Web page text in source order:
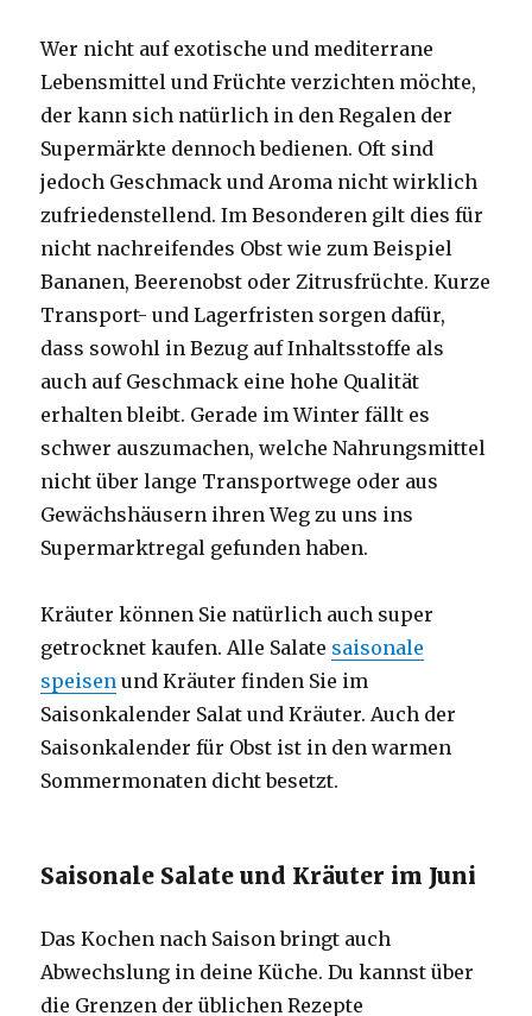
Wer nicht auf exotische und mediterrane
Lebensmittel und Früchte verzichten möchte,
der kann sich natürlich in den Regalen der
Supermärkte dennoch bedienen. Oft sind
jedoch Geschmack und Aroma nicht wirklich
zufriedenstellend. Im Besonderen gilt dies für
nicht nachreifendes Obst wie zum Beispiel
Bananen, Beerenobst oder Zitrusfrüchte. Kurze
Transport- und Lagerfristen sorgen dafür,
dass sowohl in Bezug auf Inhaltsstoffe als
auch auf Geschmack eine hohe Qualität
erhalten bleibt. Gerade im Winter fällt es
schwer auszumachen, welche Nahrungsmittel
nicht über lange Transportwege oder aus
Gewächshäusern ihren Weg zu uns ins
Supermarktregal gefunden haben.
Kräuter können Sie natürlich auch super
getrocknet kaufen. Alle Salate saisonale
speisen und Kräuter finden Sie im
Saisonkalender Salat und Kräuter. Auch der
Saisonkalender für Obst ist in den warmen
Sommermonaten dicht besetzt.
Saisonale Salate und Kräuter im Juni
Das Kochen nach Saison bringt auch
Abwechslung in deine Küche. Du kannst über
die Grenzen der üblichen Rezepte